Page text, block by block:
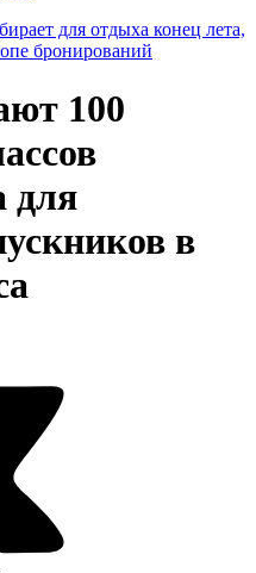
100
для
в